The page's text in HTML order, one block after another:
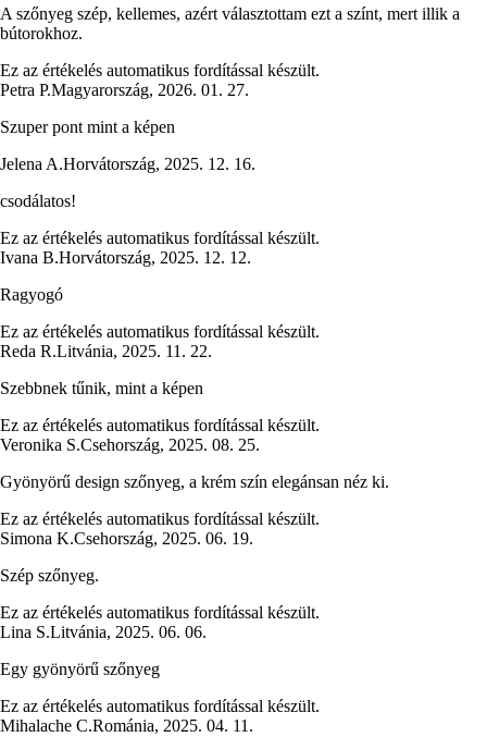
A szőnyeg szép, kellemes, azért választottam ezt a színt, mert illik a
bútorokhoz.
Ez az értékelés automatikus fordítással készült.
Petra P.Magyarország, 2026. 01. 27.
Szuper pont mint a képen
Jelena A.Horvátország, 2025. 12. 16.
csodálatos!
Ez az értékelés automatikus fordítással készült.
Ivana B.Horvátország, 2025. 12. 12.
Ragyogó
Ez az értékelés automatikus fordítással készült.
Reda R.Litvánia, 2025. 11. 22.
Szebbnek tűnik, mint a képen
Ez az értékelés automatikus fordítással készült.
Veronika S.Csehország, 2025. 08. 25.
Gyönyörű design szőnyeg, a krém szín elegánsan néz ki.
Ez az értékelés automatikus fordítással készült.
Simona K.Csehország, 2025. 06. 19.
Szép szőnyeg.
Ez az értékelés automatikus fordítással készült.
Lina S.Litvánia, 2025. 06. 06.
Egy gyönyörű szőnyeg
Ez az értékelés automatikus fordítással készült.
Mihalache C.Románia, 2025. 04. 11.